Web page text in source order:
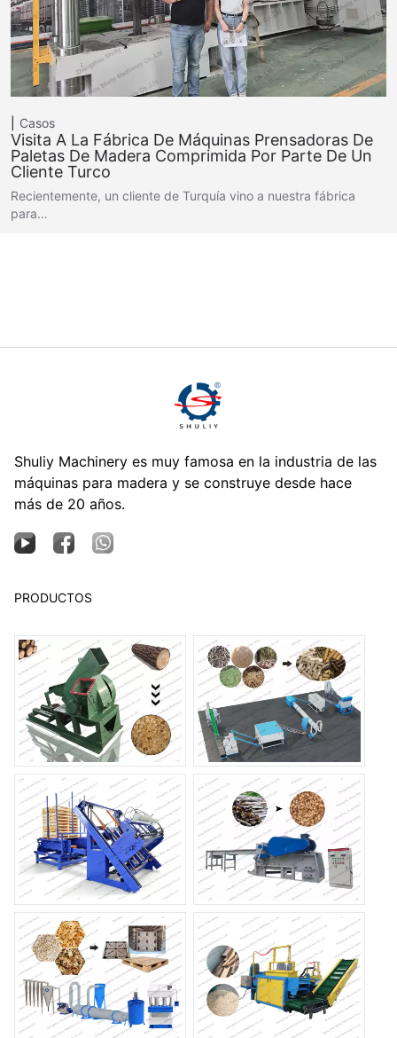
Casos
Visita A La Fábrica De Máquinas Prensadoras De
Paletas De Madera Comprimida Por Parte De Un
Cliente Turco
Recientemente, un cliente de Turquía vino a nuestra fábrica
para…
Shuliy Machinery es muy famosa en la industria de las
máquinas para madera y se construye desde hace
más de 20 años.
PRODUCTOS